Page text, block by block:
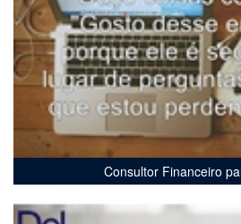
Consultor Financeiro